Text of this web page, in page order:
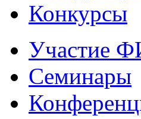
Конкурсы
Участие
Семинары